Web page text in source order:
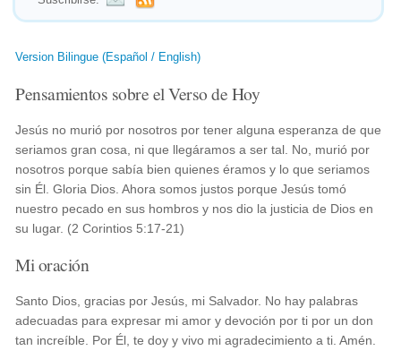
Version Bilingue (Español / English)
Pensamientos sobre el Verso de Hoy
Jesús no murió por nosotros por tener alguna esperanza de que
seriamos gran cosa, ni que llegáramos a ser tal. No, murió por
nosotros porque sabía bien quienes éramos y lo que seriamos
sin Él. Gloria Dios. Ahora somos justos porque Jesús tomó
nuestro pecado en sus hombros y nos dio la justicia de Dios en
su lugar. (2 Corintios 5:17-21)
Mi oración
Santo Dios, gracias por Jesús, mi Salvador. No hay palabras
adecuadas para expresar mi amor y devoción por ti por un don
tan increíble. Por Él, te doy y vivo mi agradecimiento a ti. Amén.